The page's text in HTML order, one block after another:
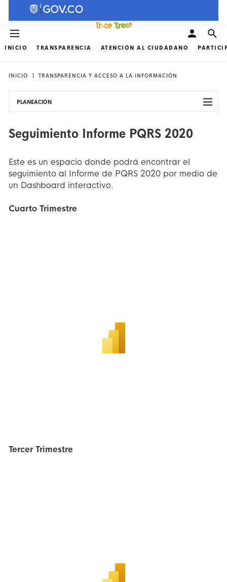
INICIO TRANSPARENCIA ATENCIÓN AL CIUDADANO
INICIO TRANSPARENCIA Y ACCESO A LA INFORMACIÓN
PLANEACIÓN
Seguimiento Informe PQRS 2020
Este es un espacio donde podrá encontrar el
seguimiento al Informe de PQRS 2020 por medio de
un Dashboard interactivo.
Cuarto Trimestre
Tercer Trimestre